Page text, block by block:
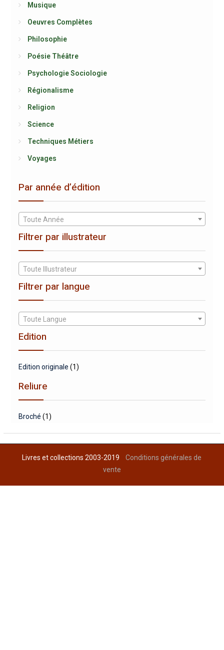
Musique
Oeuvres Complètes
Philosophie
Poésie Théâtre
Psychologie Sociologie
Régionalisme
Religion
Science
Techniques Métiers
Voyages
Par année d’édition
Toute Année
Filtrer par illustrateur
Toute Illustrateur
Filtrer par langue
Toute Langue
Edition
Edition originale (1)
Reliure
Broché (1)
Livres et collections 2003-2019Conditions générales de
vente